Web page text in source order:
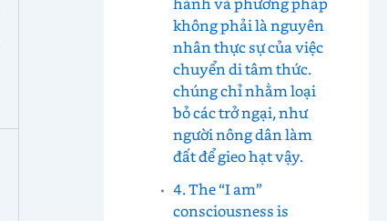
không phải là nguyên
nhân thực sự của việc
chuyển di tâm thức.
chúng chỉ nhằm loại
bỏ các trở ngại, như
người nông dân làm
đất để gieo hạt vậy.
4. The “I am”
consciousness is